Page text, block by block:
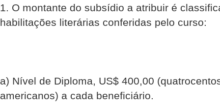
1. O montante do subsídio a atribuir é
habilitações literárias conferidas pelo curso:
a) Nível de Diploma, US$ 400,00
americanos) a cada beneficiário.